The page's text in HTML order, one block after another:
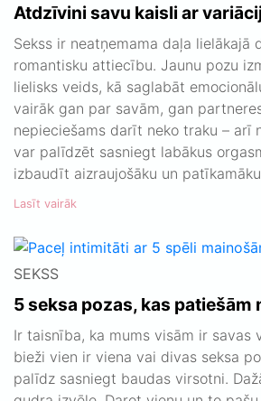
Atdzīvini savu kaisli ar
Sekss ir neatņemama daļa lielākajā
romantisku attiecību. Jaunu pozu
lielisks veids, kā saglabāt
vairāk gan par savām, gan
nepieciešams darīt neko traku – arī
var palīdzēt sasniegt labākus
izbaudīt aizraujošāku un
Lasīt vairāk
SEKSS
5 seksa pozas, kas patiešām
Ir taisnība, ka mums visām ir savas
bieži vien ir viena vai divas seksa
palīdz sasniegt baudas virsotni.